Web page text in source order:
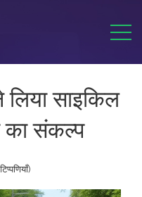
साइकिल
संकल्प